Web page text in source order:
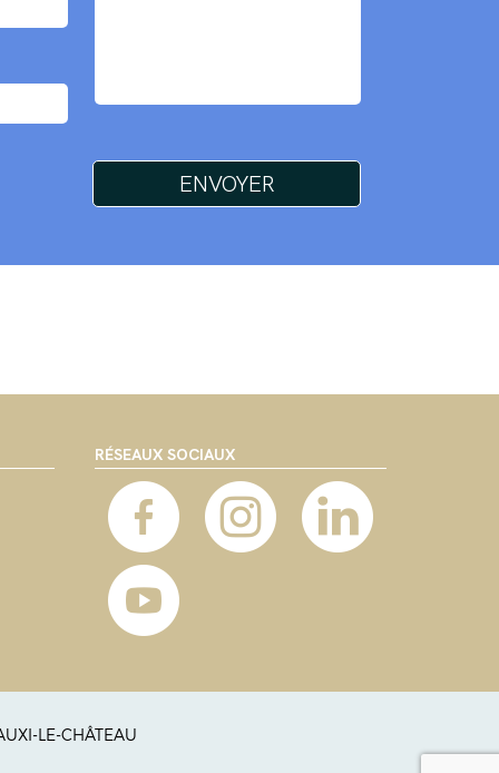
RÉSEAUX SOCIAUX
LE-CHÂTEAU